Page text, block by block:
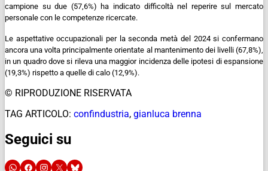
campione su due (57,6%) ha indicato difficoltà nel reperire sul mercato
personale con le competenze ricercate.
Le aspettative occupazionali per la seconda metà del 2024 si confermano
ancora una volta principalmente orientate al mantenimento dei livelli (67,8%),
in un quadro dove si rileva una maggior incidenza delle ipotesi di espansione
(19,3%) rispetto a quelle di calo (12,9%).
© RIPRODUZIONE RISERVATA
TAG ARTICOLO: confindustria, gianluca brenna
Seguici su